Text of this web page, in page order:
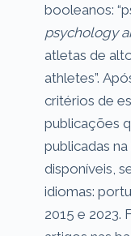
booleanos:
psychology
atletas de
athletes”.
critérios de
publicações
publicadas
disponíveis,
idiomas:
2015 e 2023.